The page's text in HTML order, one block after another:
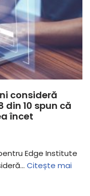
consideră
10 spun că
încet
Edge Institute
Citește mai